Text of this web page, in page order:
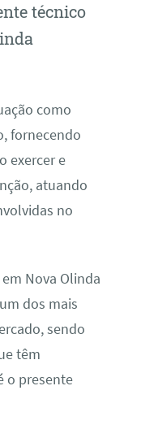
técnico
como
fornecendo
exercer e
atuando
no
Nova Olinda
dos mais
sendo
têm
o presente